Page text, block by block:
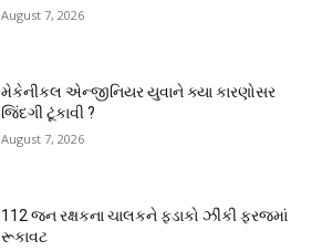
August 7, 2026
મેકેનીકલ એન્જીનિયર યુવાને ક્યા કારણોસર
જિંદગી ટૂંકાવી ?
August 7, 2026
112 જન રક્ષકના ચાલકને ફડાકો ઝીંકી ફરજમાં
રૂકાવટ